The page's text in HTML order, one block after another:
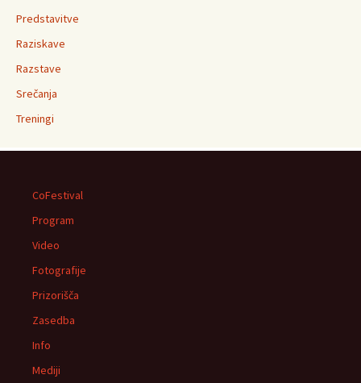
Predstavitve
Raziskave
Razstave
Srečanja
Treningi
CoFestival
Program
Video
Fotografije
Prizorišča
Zasedba
Info
Mediji